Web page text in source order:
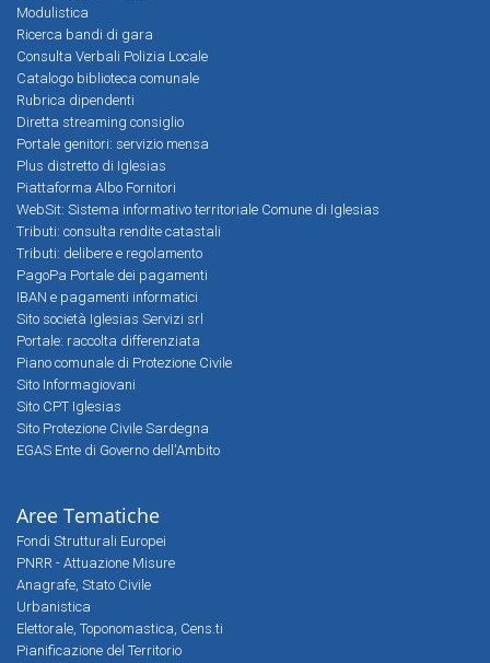
Modulistica
Ricerca bandi di gara
Consulta Verbali Polizia Locale
Catalogo biblioteca comunale
Rubrica dipendenti
Diretta streaming consiglio
Portale genitori: servizio mensa
Plus distretto di Iglesias
Piattaforma Albo Fornitori
WebSit: Sistema informativo territoriale Comune di Iglesias
Tributi: consulta rendite catastali
Tributi: delibere e regolamento
PagoPa Portale dei pagamenti
IBAN e pagamenti informatici
Sito società Iglesias Servizi srl
Portale: raccolta differenziata
Piano comunale di Protezione Civile
Sito Informagiovani
Sito CPT Iglesias
Sito Protezione Civile Sardegna
EGAS Ente di Governo dell'Ambito
Aree Tematiche
Fondi Strutturali Europei
PNRR - Attuazione Misure
Anagrafe, Stato Civile
Urbanistica
Elettorale, Toponomastica, Cens.ti
Pianificazione del Territorio